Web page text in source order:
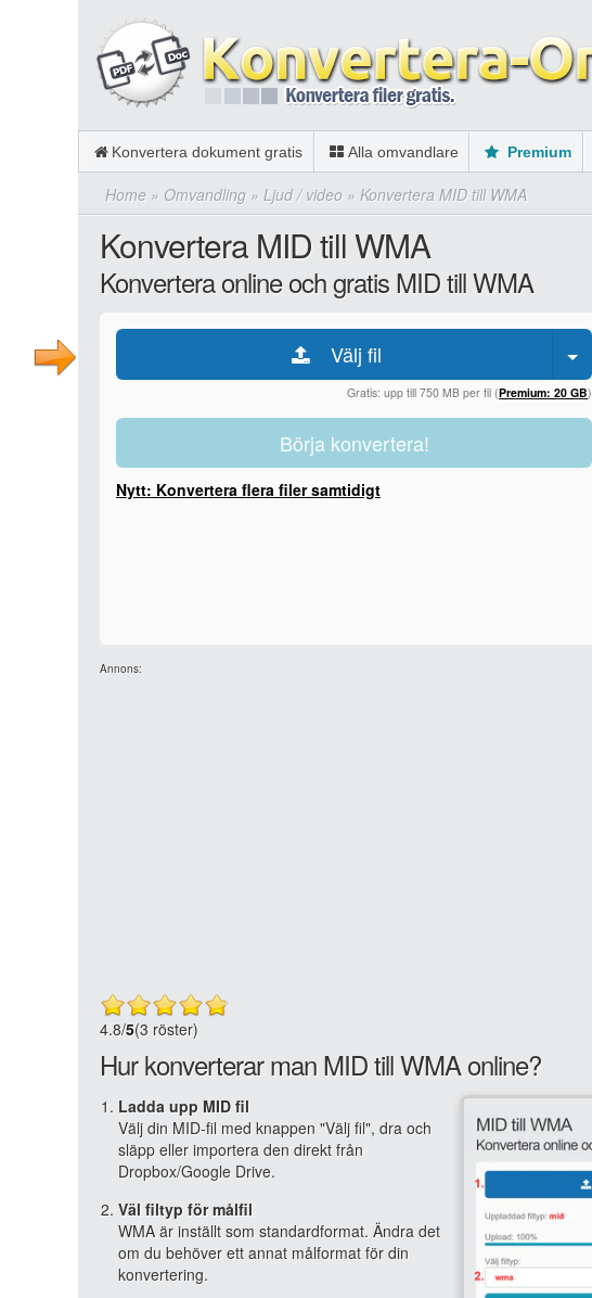
Konvertera dokument gratis Alla omvandlare Premium
Home » Omvandling » Ljud / video » Konvertera MID till WMA
Konvertera MID till WMA
Konvertera online och gratis MID till WMA
Välj fil
Gratis: upp till 750 MB per fil (Premium: 20 GB)
Börja konvertera!
Nytt: Konvertera flera filer samtidigt
Annons:
4.8/5(3 röster)
Hur konverterar man MID till WMA online?
Ladda upp MID fil
Välj din MID-fil med knappen "Välj fil", dra och
släpp eller importera den direkt från
Dropbox/Google Drive.
Väl filtyp för målfil
WMA är inställt som standardformat. Ändra det
om du behöver ett annat målformat för din
konvertering.